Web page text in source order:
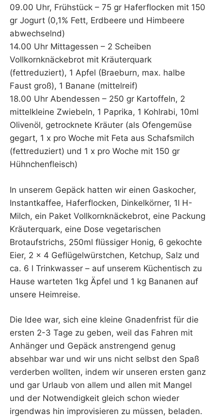
09.00 Uhr, Frühstück – 75 gr Haferflocken mit 150
gr Jogurt (0,1% Fett, Erdbeere und Himbeere
abwechselnd)
14.00 Uhr Mittagessen – 2 Scheiben
Vollkornknäckebrot mit Kräuterquark
(fettreduziert), 1 Apfel (Braeburn, max. halbe
Faust groß), 1 Banane (mittelreif)
18.00 Uhr Abendessen – 250 gr Kartoffeln, 2
mittelkleine Zwiebeln, 1 Paprika, 1 Kohlrabi, 10ml
Olivenöl, getrocknete Kräuter (als Ofengemüse
gegart, 1 x pro Woche mit Feta aus Schafsmilch
(fettreduziert) und 1 x pro Woche mit 150 gr
Hühnchenfleisch)
In unserem Gepäck hatten wir einen Gaskocher,
Instantkaffee, Haferflocken, Dinkelkörner, 1l H-
Milch, ein Paket Vollkornknäckebrot, eine Packung
Kräuterquark, eine Dose vegetarischen
Brotaufstrichs, 250ml flüssiger Honig, 6 gekochte
Eier, 2 x 4 Geflügelwürstchen, Ketchup, Salz und
ca. 6 l Trinkwasser – auf unserem Küchentisch zu
Hause warteten 1kg Äpfel und 1 kg Bananen auf
unsere Heimreise.
Die Idee war, sich eine kleine Gnadenfrist für die
ersten 2-3 Tage zu geben, weil das Fahren mit
Anhänger und Gepäck anstrengend genug
absehbar war und wir uns nicht selbst den Spaß
verderben wollten, indem wir unseren ersten ganz
und gar Urlaub von allem und allen mit Mangel
und der Notwendigkeit gleich schon wieder
irgendwas hin improvisieren zu müssen, beladen.